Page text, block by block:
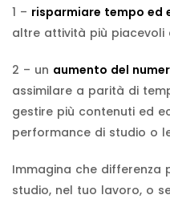
1 – risparmiare tempo ed
altre attività più piacevoli
2 – un aumento del
assimilare a parità di
gestire più contenuti ed
performance di studio o
Immagina che
studio, nel tuo lavoro, o